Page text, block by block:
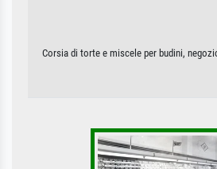
Corsia di torte e miscele per budini,